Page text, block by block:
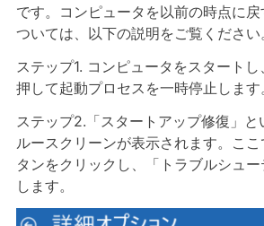
です。コンピュータを以前の時点に
ついては、以下の説明をご覧ください
ステップ1. コンピュータをスタート
押して起動プロセスを一時停止します
ステップ2.「スタートアップ修復」
ルースクリーンが表示されます。こ
タンをクリックし、「トラブルシュ
します。